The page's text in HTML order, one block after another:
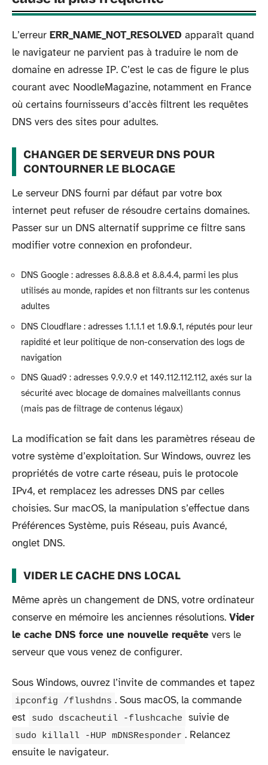
L’erreur ERR_NAME_NOT_RESOLVED apparaît quand
le navigateur ne parvient pas à traduire le nom de
domaine en adresse IP. C’est le cas de figure le plus
courant avec NoodleMagazine, notamment en France
où certains fournisseurs d’accès filtrent les requêtes
DNS vers des sites pour adultes.
CHANGER DE SERVEUR DNS POUR
CONTOURNER LE BLOCAGE
Le serveur DNS fourni par défaut par votre box
internet peut refuser de résoudre certains domaines.
Passer sur un DNS alternatif supprime ce filtre sans
modifier votre connexion en profondeur.
DNS Google : adresses 8.8.8.8 et 8.8.4.4, parmi les plus
utilisés au monde, rapides et non filtrants sur les contenus
adultes
DNS Cloudflare : adresses 1.1.1.1 et 1.0.0.1, réputés pour leur
rapidité et leur politique de non-conservation des logs de
navigation
DNS Quad9 : adresses 9.9.9.9 et 149.112.112.112, axés sur la
sécurité avec blocage de domaines malveillants connus
(mais pas de filtrage de contenus légaux)
La modification se fait dans les paramètres réseau de
votre système d’exploitation. Sur Windows, ouvrez les
propriétés de votre carte réseau, puis le protocole
IPv4, et remplacez les adresses DNS par celles
choisies. Sur macOS, la manipulation s’effectue dans
Préférences Système, puis Réseau, puis Avancé,
onglet DNS.
VIDER LE CACHE DNS LOCAL
Même après un changement de DNS, votre ordinateur
conserve en mémoire les anciennes résolutions. Vider
le cache DNS force une nouvelle requête vers le
serveur que vous venez de configurer.
Sous Windows, ouvrez l’invite de commandes et tapez
ipconfig /flushdns . Sous macOS, la commande
est
sudo dscacheutil -flushcache suivie de
sudo killall -HUP mDNSResponder . Relancez
ensuite le navigateur.